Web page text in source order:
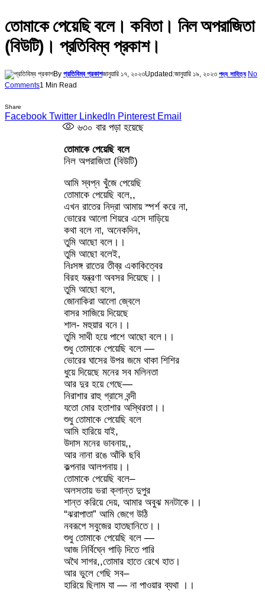
তোমাকে পেয়েছি বলে। কবিতা। নিল অপরাজিতা
(বিউটি)। প্রতিবিম্ব প্রকাশ।
By প্রতিবিম্ব প্রকাশজানুয়ারি ১৭, ২০২৩Updated:জানুয়ারি ১৯, ২০২৩ পদ্য সাহিত্য No
Comments1 Min Read
Share
Facebook Twitter LinkedIn Pinterest Email
৬৩০ বার পড়া হয়েছে
তোমাকে পেয়েছি বলে
নিল অপরাজিতা (বিউটি)
আমি স্বপ্ন খুঁজে পেয়েছি
তোমাকে পেয়েছি বলে,,
এখন রাতের নিদ্রা আমায় স্পর্শ করে না,
ভোরের আলো শিয়রে এসে দাড়িয়ে
কথা বলে না, অনেকদিন,
তুমি আছো বলে।।
তুমি আছো বলেই,
নিঃসঙ্গ রাতের তীব্র একাকিত্বের
বিরহ যন্ত্রণা অবসর দিয়েছে।।
তুমি আছো বলে,
জোনাকিরা আলো জ্বেলে
বাসর সাজিয়ে দিয়েছে
শাল- মহুয়ার বনে।।
তুমি সাথী হয়ে পাশে আছো বলে।।
শুধু তোমাকে পেয়েছি বলে —
ভোরের ঘাসের উপর জমে থাকা শিশির
ধুয়ে দিয়েছে মনের সব মলিনতা
আর দুর হয়ে গেছে—
নিরাশার রাহু গ্রাসে বন্দী
যতো মোর হতাশার অস্থিরতা।।
শুধু তোমাকে পেয়েছি বলে
আমি হারিয়ে যাই,
উদাস মনের ভাবনায়,,
আর নানা রঙে আঁকি ছবি
কল্পনার আলপনায়।।
তোমাকে পেয়েছি বলে–
অলসতায় ভরা ক্লান্ত দুপুর
শান্ত করিয়ে দেয়, আমার অবুঝ মনটাকে।।
“ঝরাপাতা” আমি জেগে উঠি
নবরূপে সবুজের হাতছানিতে।।
শুধু তোমাকে পেয়েছি বলে —
আজ নির্বিঘ্নে পাড়ি দিতে পারি
অথৈ সাগর,,তোমার হাতে রেখে হাত।
আর ভুলে গেছি সব–
হারিয়ে ছিলাম যা — না পাওয়ার ব্যথা ।।